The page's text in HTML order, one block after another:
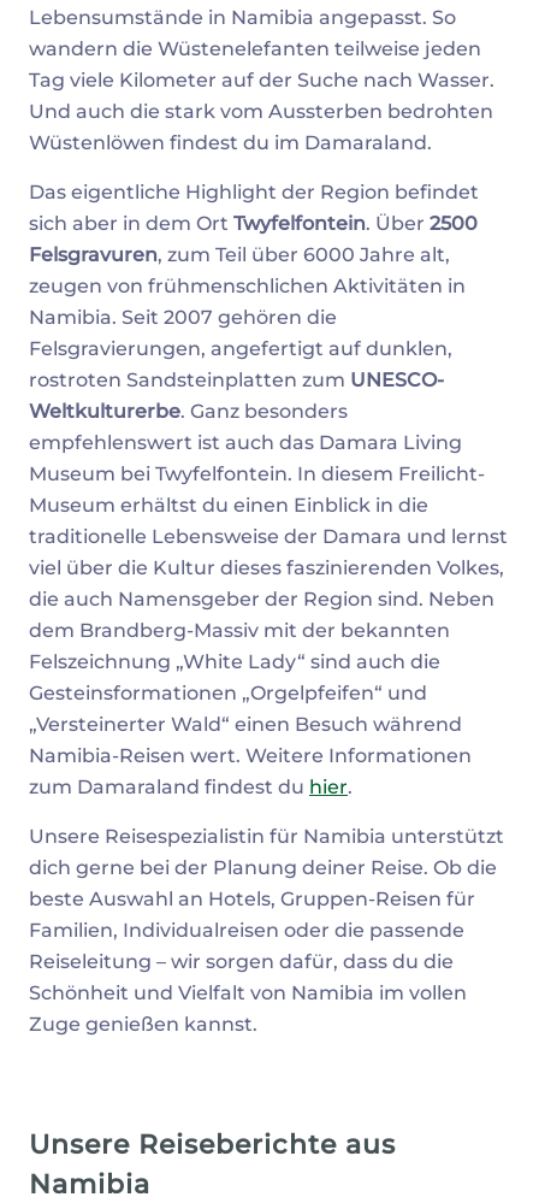
Lebensumstände in Namibia angepasst. So
wandern die Wüstenelefanten teilweise jeden
Tag viele Kilometer auf der Suche nach Wasser.
Und auch die stark vom Aussterben bedrohten
Wüstenlöwen findest du im Damaraland.
Das eigentliche Highlight der Region befindet
sich aber in dem Ort Twyfelfontein. Über 2500
Felsgravuren, zum Teil über 6000 Jahre alt,
zeugen von frühmenschlichen Aktivitäten in
Namibia. Seit 2007 gehören die
Felsgravierungen, angefertigt auf dunklen,
rostroten Sandsteinplatten zum UNESCO-
Weltkulturerbe. Ganz besonders
empfehlenswert ist auch das Damara Living
Museum bei Twyfelfontein. In diesem Freilicht-
Museum erhältst du einen Einblick in die
traditionelle Lebensweise der Damara und lernst
viel über die Kultur dieses faszinierenden Volkes,
die auch Namensgeber der Region sind. Neben
dem Brandberg-Massiv mit der bekannten
Felszeichnung „White Lady“ sind auch die
Gesteinsformationen „Orgelpfeifen“ und
„Versteinerter Wald“ einen Besuch während
Namibia-Reisen wert. Weitere Informationen
zum Damaraland findest du hier.
Unsere Reisespezialistin für Namibia unterstützt
dich gerne bei der Planung deiner Reise. Ob die
beste Auswahl an Hotels, Gruppen-Reisen für
Familien, Individualreisen oder die passende
Reiseleitung – wir sorgen dafür, dass du die
Schönheit und Vielfalt von Namibia im vollen
Zuge genießen kannst.
Unsere Reiseberichte aus
Namibia